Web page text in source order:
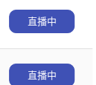
直播中
直播中